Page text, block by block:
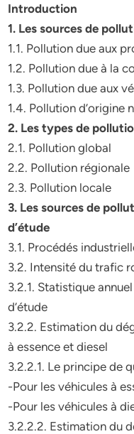
Introduction
1. Les sources de
1.1. Pollution due aux
1.2. Pollution due à la
1.3. Pollution due aux
1.4. Pollution d’origine
2. Les types de
2.1. Pollution global
2.2. Pollution régionale
2.3. Pollution locale
3. Les sources de
d’étude
3.1. Procédés
3.2. Intensité du trafic
3.2.1. Statistique
d’étude
3.2.2. Estimation du
à essence et diesel
3.2.2.1. Le principe de
-Pour les véhicules à
-Pour les véhicules à
3.2.2.2. Estimation du